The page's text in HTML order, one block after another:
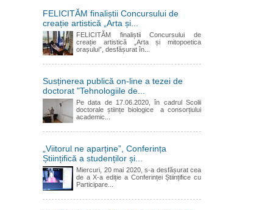
FELICITĂM finaliștii Concursului de
creație artistică „Arta și...
FELICITĂM finaliștii Concursului de
creație artistică „Arta și mitopoetica
orașului”, desfășurat în...
Susținerea publică on-line a tezei de
doctorat "Tehnologiile de...
Pe data de 17.06.2020, în cadrul Scolii
doctorale științe biologice a consorțiului
academic...
„Viitorul ne aparține”, Conferința
Științifică a studenților și...
Miercuri, 20 mai 2020, s-a desfășurat cea
de a X-a ediție a Conferinței Științifice cu
Participare...